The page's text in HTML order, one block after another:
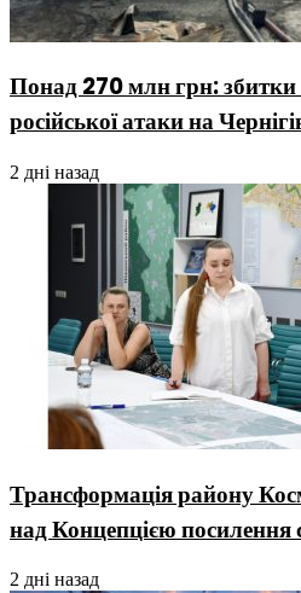
Понад 270 млн грн: збитки
російської атаки на
2 дні назад
Трансформація району
над Концепцією посилення
2 дні назад